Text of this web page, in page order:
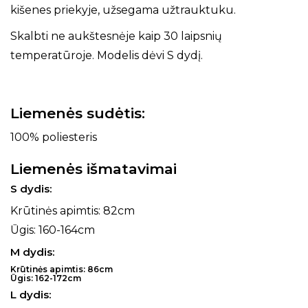
kišenes priekyje, užsegama užtrauktuku.
Skalbti ne aukštesnėje kaip 30 laipsnių
temperatūroje. Modelis dėvi S dydį.
Liemenės sudėtis:
100% poliesteris
Liemenės išmatavimai
S dydis:
Krūtinės apimtis: 82cm
Ūgis: 160-164cm
M dydis:
Krūtinės apimtis: 86cm
Ūgis: 162-172cm
L dydis: